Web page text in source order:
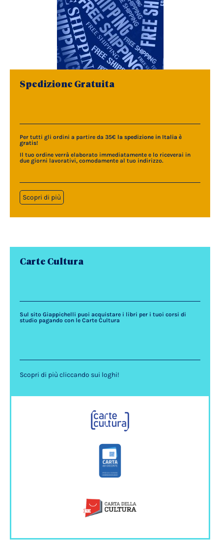
Spedizione Gratuita
Per tutti gli ordini a partire da 35€ la spedizione in Italia è
gratis!
Il tuo ordine verrà elaborato immediatamente e lo riceverai in
due giorni lavorativi, comodamente al tuo indirizzo.
Scopri di più
Carte Cultura
Sul sito Giappichelli puoi acquistare i libri per i tuoi corsi di
studio pagando con le Carte Cultura
Scopri di più cliccando sui loghi!